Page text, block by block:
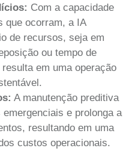
Com a capacidade
que ocorram, a IA
de recursos, seja em
ou tempo de
em uma operação
A manutenção preditiva
e prolonga a
resultando em uma
custos operacionais.